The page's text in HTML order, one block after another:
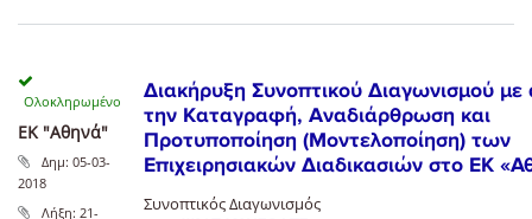
Διακήρυξη Συνοπτικού Διαγωνισμού με
την Καταγραφή, Αναδιάρθρωση και
Προτυποποίηση (Μοντελοποίηση) των
Επιχειρησιακών Διαδικασιών στο ΕΚ
Συνοπτικός Διαγωνισμός
ΕΚ "Αθηνά"
Δημ: 05-03-
2018
Λήξη: 21-